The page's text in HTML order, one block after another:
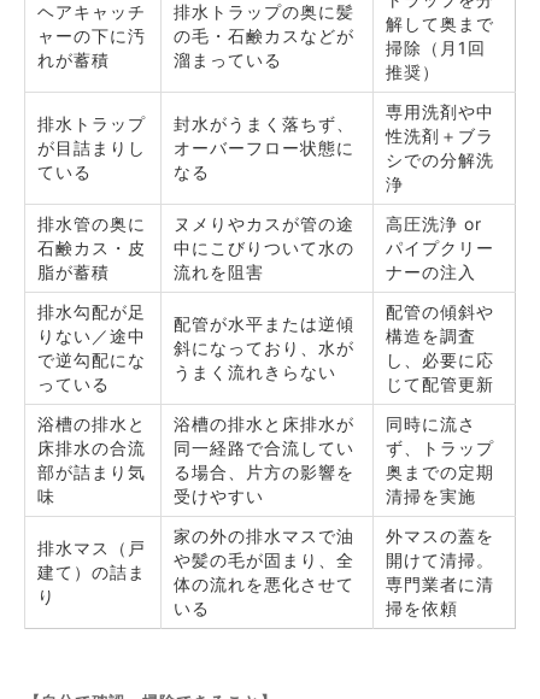
ヘアキャッチ
ャーの下に汚
れが蓄積
排水トラップの奥に髪
の毛・石鹸カスなどが
溜まっている
解して奥まで
掃除（月1回
推奨）
排水トラップ
が目詰まりし
ている
封水がうまく落ちず、
オーバーフロー状態に
なる
専用洗剤や中
性洗剤＋ブラ
シでの分解洗
浄
排水管の奥に
石鹸カス・皮
脂が蓄積
ヌメりやカスが管の途
中にこびりついて水の
流れを阻害
高圧洗浄 or
パイプクリー
ナーの注入
排水勾配が足
りない／途中
で逆勾配にな
っている
配管が水平または逆傾
斜になっており、水が
うまく流れきらない
配管の傾斜や
構造を調査
し、必要に応
じて配管更新
浴槽の排水と
床排水の合流
部が詰まり気
味
浴槽の排水と床排水が
同一経路で合流してい
る場合、片方の影響を
受けやすい
同時に流さ
ず、トラップ
奥までの定期
清掃を実施
排水マス（戸
建て）の詰ま
り
家の外の排水マスで油
や髪の毛が固まり、全
体の流れを悪化させて
いる
外マスの蓋を
開けて清掃。
専門業者に清
掃を依頼